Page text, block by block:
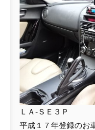
ＬＡ-ＳＥ３Ｐ
平成１７年登録のお